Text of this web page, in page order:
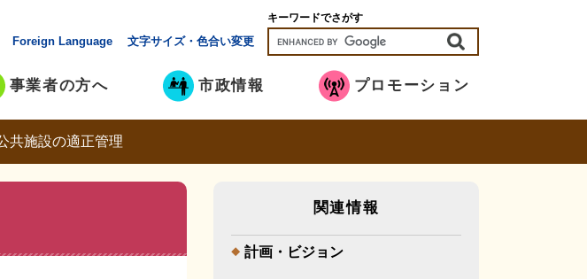
Foreign Language 文字サイズ・色合い変更
キーワードでさがす
事業者の方へ 市政情報 プロモーション
共施設の適正管理
関連情報
計画・ビジョン